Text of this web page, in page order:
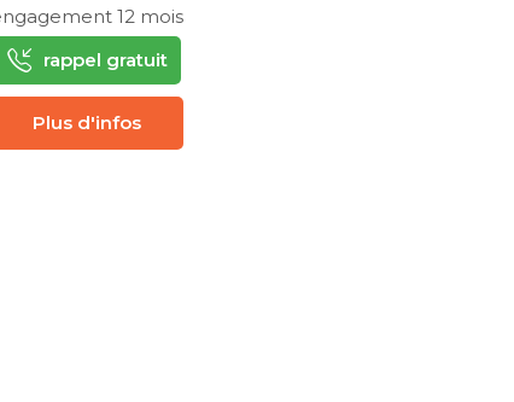
12 mois
rappel gratuit
Plus d'infos